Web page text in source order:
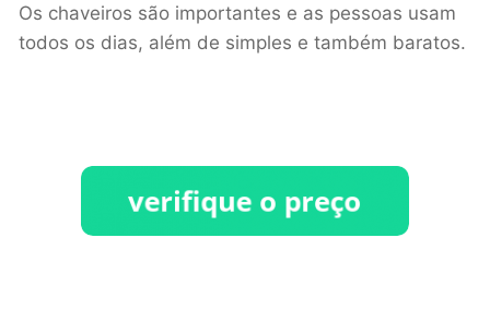
Os chaveiros são importantes e as pessoas usam
todos os dias, além de simples e também baratos.